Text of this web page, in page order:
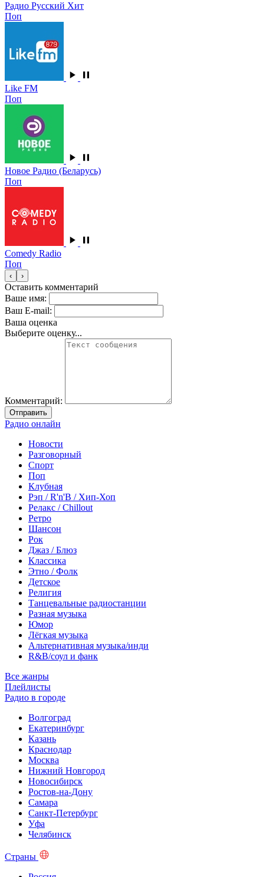
Радио Русский Хит
Поп
Like FM
Поп
Новое Радио (Беларусь)
Поп
Comedy Radio
Поп
‹ ›
Оставить комментарий
Ваше имя:
Ваш E-mail:
Ваша оценка
Выберите оценку...
Комментарий:
Отправить
Радио онлайн
Новости
Разговорный
Спорт
Поп
Клубная
Рэп / R'n'B / Хип-Хоп
Релакс / Chillout
Ретро
Шансон
Рок
Джаз / Блюз
Классика
Этно / Фолк
Детское
Религия
Танцевальные радиостанции
Разная музыка
Юмор
Лёгкая музыка
Альтернативная музыка/инди
R&B/cоул и фанк
Все жанры
Плейлисты
Радио в городе
Волгоград
Екатеринбург
Казань
Краснодар
Москва
Нижний Новгород
Новосибирск
Ростов-на-Дону
Самара
Санкт-Петербург
Уфа
Челябинск
Страны